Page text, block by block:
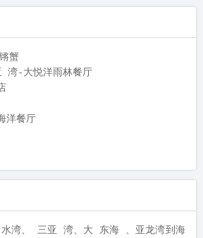
蟹
湾-大悦洋雨林餐厅
洋餐厅
湾、 三亚 湾、大 东海 、亚龙湾到海